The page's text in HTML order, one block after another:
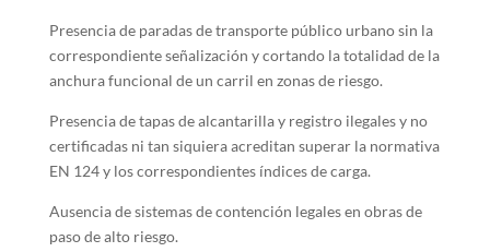
Presencia de paradas de transporte público urbano sin la
correspondiente señalización y cortando la totalidad de la
anchura funcional de un carril en zonas de riesgo.
Presencia de tapas de alcantarilla y registro ilegales y no
certificadas ni tan siquiera acreditan superar la normativa
EN 124 y los correspondientes índices de carga.
Ausencia de sistemas de contención legales en obras de
paso de alto riesgo.